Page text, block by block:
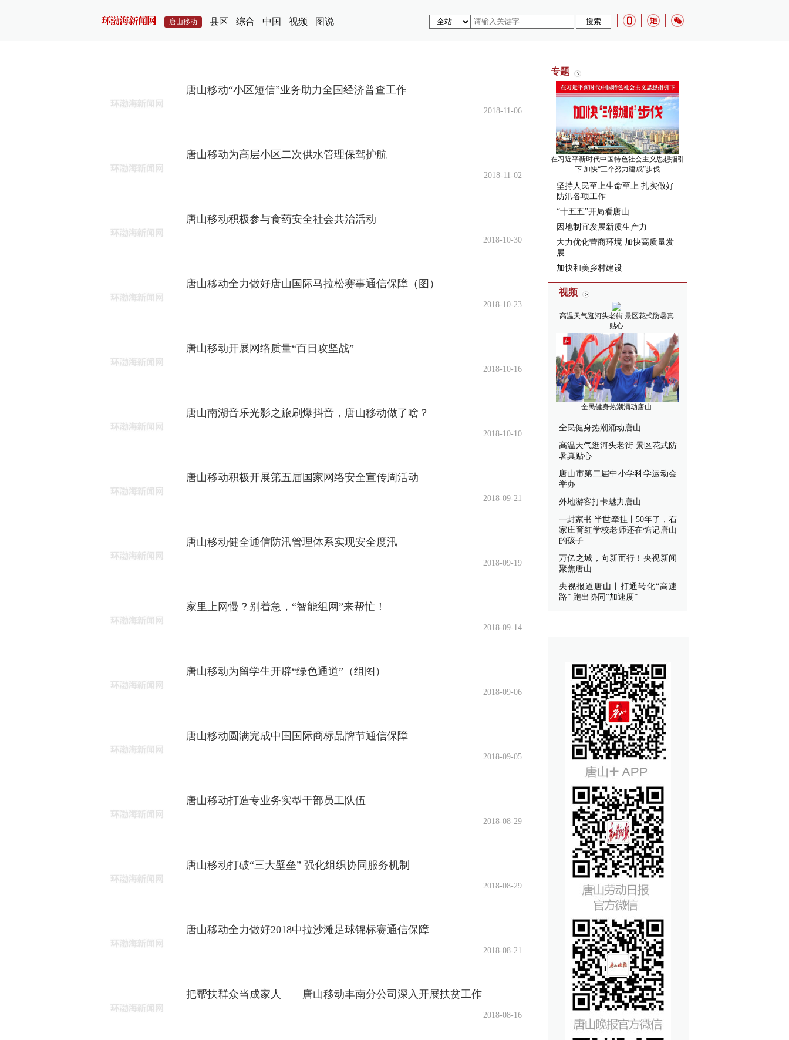
唐山移动 县区 综合 中国 视频 图说
唐山移动“小区短信”业务助力全国经济普查工作
2018-11-06
唐山移动为高层小区二次供水管理保驾护航
2018-11-02
唐山移动积极参与食药安全社会共治活动
2018-10-30
唐山移动全力做好唐山国际马拉松赛事通信保障（图）
2018-10-23
唐山移动开展网络质量“百日攻坚战”
2018-10-16
唐山南湖音乐光影之旅刷爆抖音，唐山移动做了啥？
2018-10-10
唐山移动积极开展第五届国家网络安全宣传周活动
2018-09-21
唐山移动健全通信防汛管理体系实现安全度汛
2018-09-19
家里上网慢？别着急，“智能组网”来帮忙！
2018-09-14
唐山移动为留学生开辟“绿色通道”（组图）
2018-09-06
唐山移动圆满完成中国国际商标品牌节通信保障
2018-09-05
唐山移动打造专业务实型干部员工队伍
2018-08-29
唐山移动打破“三大壁垒” 强化组织协同服务机制
2018-08-29
唐山移动全力做好2018中拉沙滩足球锦标赛通信保障
2018-08-21
把帮扶群众当成家人——唐山移动丰南分公司深入开展扶贫工作
2018-08-16
专题
在习近平新时代中国特色社会主义思想指引
下 加快“三个努力建成”步伐
坚持人民至上生命至上 扎实做好
防汛各项工作
“十五五”开局看唐山
因地制宜发展新质生产力
大力优化营商环境 加快高质量发
展
加快和美乡村建设
视频
高温天气逛河头老街 景区花式防暑真
贴心
全民健身热潮涌动唐山
全民健身热潮涌动唐山
高温天气逛河头老街 景区花式防
暑真贴心
唐山市第二届中小学科学运动会
举办
外地游客打卡魅力唐山
一封家书 半世牵挂丨50年了，石
家庄育红学校老师还在惦记唐山
的孩子
万亿之城，向新而行！央视新闻
聚焦唐山
央视报道唐山丨打通转化“高速
路” 跑出协同“加速度”